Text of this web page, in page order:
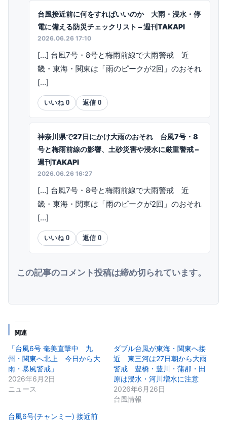
台風接近前に何をすればいいのか 大雨・浸水・停
電に備える防災チェックリスト – 週刊TAKAPI
2026.06.26 17:10
[…] 台風7号・8号と梅雨前線で大雨警戒 近
畿・東海・関東は「雨のピークが2回」のおそれ
[…]
いいね 0 返信 0
神奈川県で27日にかけ大雨のおそれ 台風7号・8
号と梅雨前線の影響、土砂災害や浸水に厳重警戒 –
週刊TAKAPI
2026.06.26 16:27
[…] 台風7号・8号と梅雨前線で大雨警戒 近
畿・東海・関東は「雨のピークが2回」のおそれ
[…]
いいね 0 返信 0
この記事のコメント投稿は締め切られています。
関連
「台風6号 奄美直撃中 九
州・関東へ北上 今日から大
雨・暴風警戒」
2026年6月2日
ニュース
ダブル台風が東海・関東へ接
近 東三河は27日朝から大雨
警戒 豊橋・豊川・蒲郡・田
原は浸水・河川増水に注意
2026年6月26日
台風情報
台風6号(チャンミー) 接近前